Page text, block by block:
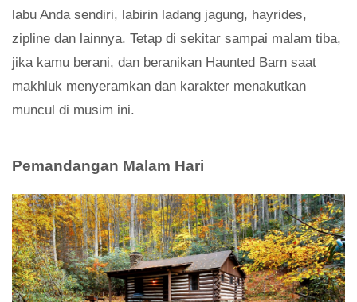
labu Anda sendiri, labirin ladang jagung, hayrides,
zipline dan lainnya. Tetap di sekitar sampai malam tiba,
jika kamu berani, dan beranikan Haunted Barn saat
makhluk menyeramkan dan karakter menakutkan
muncul di musim ini.
Pemandangan Malam Hari